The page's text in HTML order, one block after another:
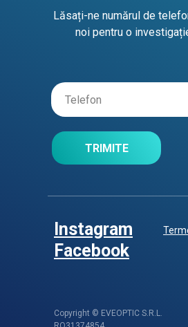
Lăsați-ne numărul de
noi pentru o
TRIMITE
Instagram
Copyright © EVEOPTIC S.R.L.
Facebook